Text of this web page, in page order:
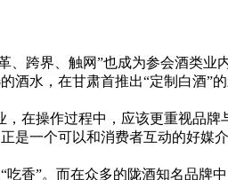
跨界、触网”也成为参会酒类业
水，在甘肃首推出“定制白酒”的
操作过程中，应该更重视品牌
是一个可以和消费者互动的好媒
”。而在众多的陇酒知名品牌中